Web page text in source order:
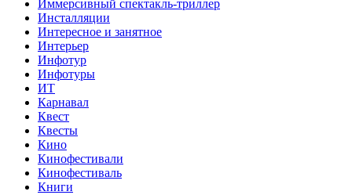
Иммерсивный спектакль-триллер
Инсталляции
Интересное и занятное
Интерьер
Инфотур
Инфотуры
ИТ
Карнавал
Квест
Квесты
Кино
Кинофестивали
Кинофестиваль
Книги